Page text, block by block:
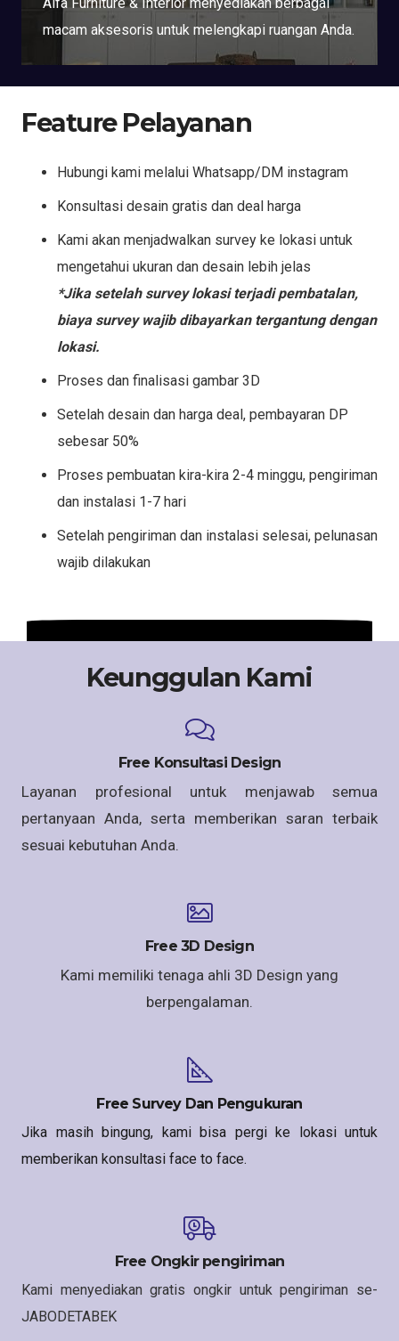
macam aksesoris untuk melengkapi ruangan Anda.
Feature Pelayanan
Hubungi kami melalui Whatsapp/DM instagram
Konsultasi desain gratis dan deal harga
Kami akan menjadwalkan survey ke lokasi untuk
mengetahui ukuran dan desain lebih jelas
*Jika setelah survey lokasi terjadi pembatalan,
biaya survey wajib dibayarkan tergantung dengan
lokasi.
Proses dan finalisasi gambar 3D
Setelah desain dan harga deal, pembayaran DP
sebesar 50%
Proses pembuatan kira-kira 2-4 minggu, pengiriman
dan instalasi 1-7 hari
Setelah pengiriman dan instalasi selesai, pelunasan
wajib dilakukan
Keunggulan Kami
Free Konsultasi Design
Layanan profesional untuk menjawab semua
pertanyaan Anda, serta memberikan saran terbaik
sesuai kebutuhan Anda.
Free 3D Design
Kami memiliki tenaga ahli 3D Design yang
berpengalaman.
Free Survey Dan Pengukuran
Jika masih bingung, kami bisa pergi ke lokasi untuk
memberikan konsultasi face to face.
Free Ongkir pengiriman
Kami menyediakan gratis ongkir untuk pengiriman se-
JABODETABEK